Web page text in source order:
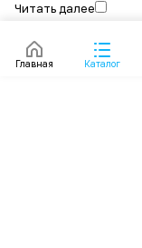
Главная Каталог
Читать далее